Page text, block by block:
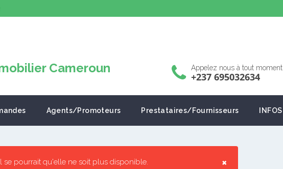
Appelez nous à tout moment
+237 695032634
Agents/Promoteurs Prestataires/Fournisseurs INFOS
×
se pourrait qu'elle ne soit plus disponible.